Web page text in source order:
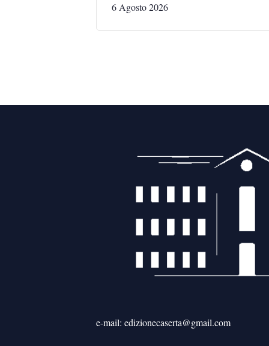
6 Agosto 2026
e-mail: edizionecaserta@gmail.com